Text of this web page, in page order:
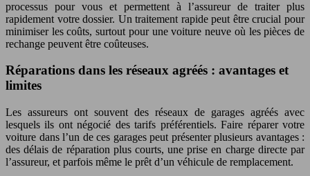
processus pour vous et permettent à l’assureur de traiter plus
rapidement votre dossier. Un traitement rapide peut être crucial pour
minimiser les coûts, surtout pour une voiture neuve où les pièces de
rechange peuvent être coûteuses.
Réparations dans les réseaux agréés : avantages et
limites
Les assureurs ont souvent des réseaux de garages agréés avec
lesquels ils ont négocié des tarifs préférentiels. Faire réparer votre
voiture dans l’un de ces garages peut présenter plusieurs avantages :
des délais de réparation plus courts, une prise en charge directe par
l’assureur, et parfois même le prêt d’un véhicule de remplacement.